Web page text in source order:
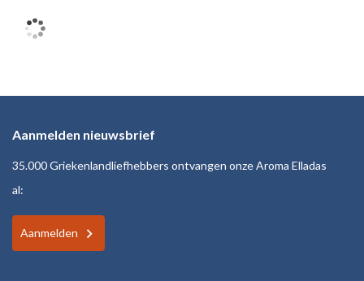
Aanmelden nieuwsbrief
35.000 Griekenlandliefhebbers ontvangen onze Aroma Elladas
al:
Aanmelden